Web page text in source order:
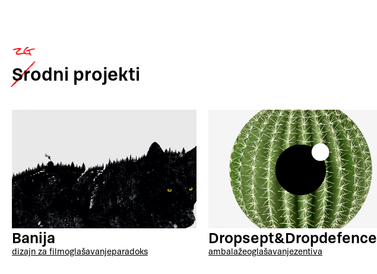
Srodni projekti
Banija
dizajn za filmoglašavanjeparadoks
Dropsept&Dropdefence
ambalažeoglašavanjezentiva